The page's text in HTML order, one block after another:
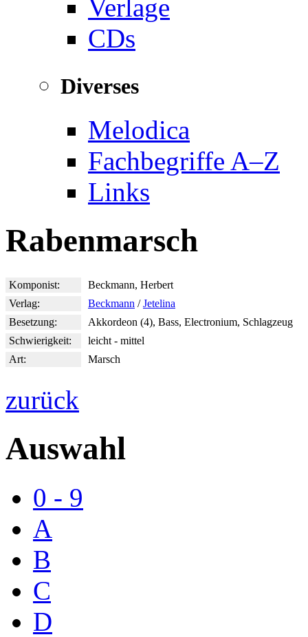
Verlage
CDs
Diverses
Melodica
Fachbegriffe A–Z
Links
Rabenmarsch
Komponist:
Beckmann, Herbert
Verlag:
Beckmann /Jetelina
Besetzung:
Akkordeon (4), Bass, Electronium, Schlagzeug
Schwierigkeit:
leicht - mittel
Art:
Marsch
zurück
Auswahl
0 - 9
A
B
C
D